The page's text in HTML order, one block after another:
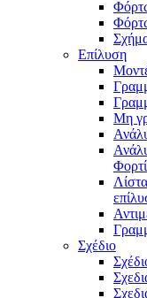
Επίλυση
Μη
Σχέδιο